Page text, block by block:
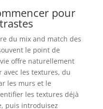
pour
du mix and match des
le point de
offre naturellement
les textures, du
les murs et le
les textures déjà
puis introduisez